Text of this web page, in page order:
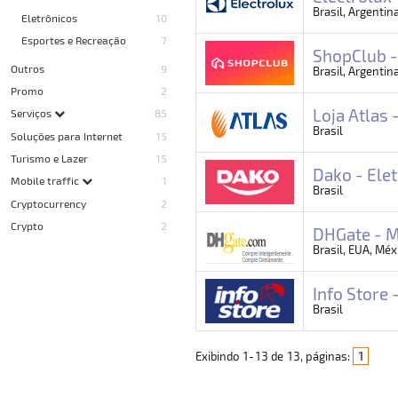
Eletrônicos
10
Esportes e Recreação
7
Outros
9
Promo
2
Serviços
85
Soluções para Internet
15
Turismo e Lazer
15
Mobile traffic
1
Cryptocurrency
2
Crypto
2
Brasil,
ShopClub
Brasil,
Loja Atlas
Brasil
Dako -
Brasil
DHGate -
Brasil, EUA,
Info Store
Brasil
Exibindo 1-13 de 13, páginas: 1